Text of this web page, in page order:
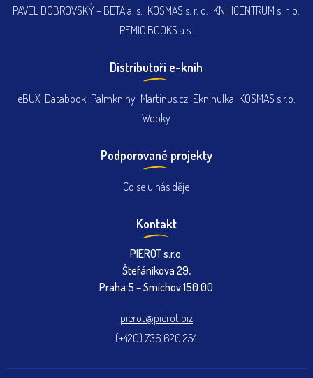
PAVEL DOBROVSKÝ – BETA a. s. KOSMAS s. r. o. KNIHCENTRUM s. r. o.
PEMIC BOOKS a.s.
Distributoři e-knih
eBUX Databook Palmknihy Martinus.cz Eknihulka KOSMAS s.r.o.
Wooky
Podporované projekty
Co se u nás děje
Kontakt
PIEROT s.r.o.
Štefánikova 29,
Praha 5 – Smíchov 150 00
pierot@pierot.biz
(+420) 736 620 254